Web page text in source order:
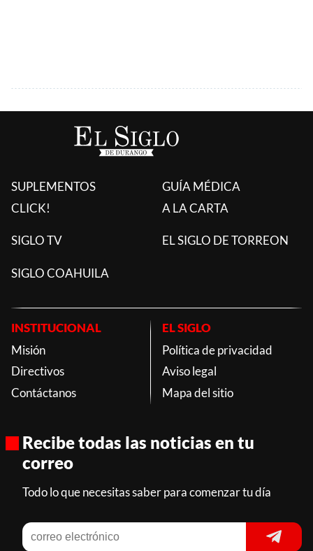
SUPLEMENTOS
CLICK!
GUÍA MÉDICA
A LA CARTA
SIGLO TV EL SIGLO DE TORREON
SIGLO COAHUILA
INSTITUCIONAL
Misión
Directivos
Contáctanos
EL SIGLO
Política de privacidad
Aviso legal
Mapa del sitio
Recibe todas las noticias en tu
correo
Todo lo que necesitas saber para comenzar tu día